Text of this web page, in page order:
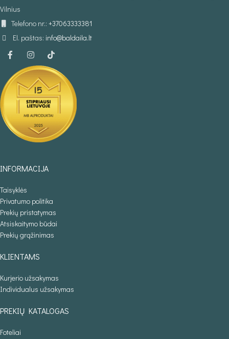
Vilnius
Telefono nr.: +37063333381
El. paštas: info@baldaila.lt
INFORMACIJA
Taisyklės
Privatumo politika
Prekių pristatymas
Atsiskaitymo būdai
Prekių grąžinimas
KLIENTAMS
Kurjerio užsakymas
Individualus užsakymas
PREKIŲ KATALOGAS
Foteliai